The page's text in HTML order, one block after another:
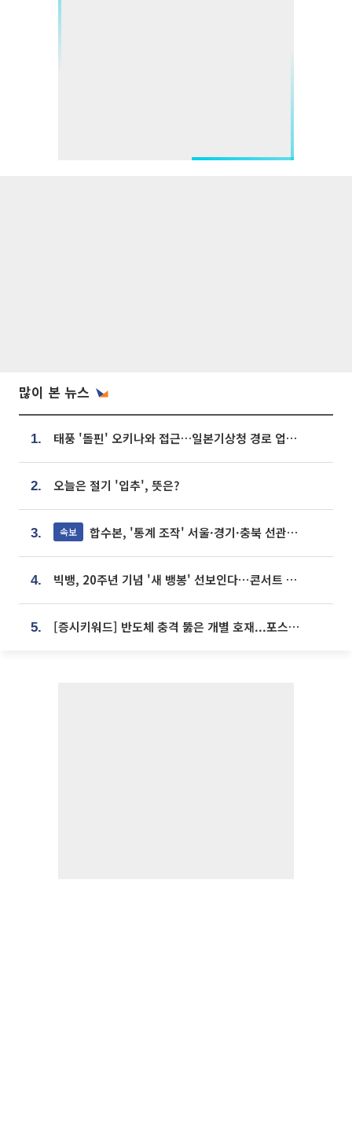
많이 본 뉴스
1. 태풍 '돌핀' 오키나와 접근…일본기상청 경로 업데이트
2. 오늘은 절기 '입추', 뜻은?
3. 속보 합수본, '통계 조작' 서울·경기·충북 선관위 등 추가 압수수색
4. 빅뱅, 20주년 기념 '새 뱅봉' 선보인다⋯콘서트 앞두고 팝업 개최
5. [증시키워드] 반도체 충격 뚫은 개별 호재...포스코퓨처엠·에코프로·한화솔루션 '눈길'